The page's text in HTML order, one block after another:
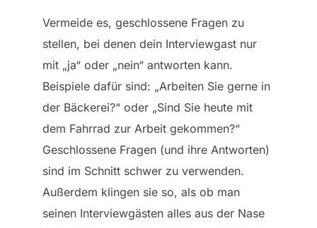
Vermeide es, geschlossene Fragen zu
stellen, bei denen dein Interviewgast nur
mit „ja“ oder „nein“ antworten kann.
Beispiele dafür sind: „Arbeiten Sie gerne in
der Bäckerei?“ oder „Sind Sie heute mit
dem Fahrrad zur Arbeit gekommen?“
Geschlossene Fragen (und ihre Antworten)
sind im Schnitt schwer zu verwenden.
Außerdem klingen sie so, als ob man
seinen Interviewgästen alles aus der Nase